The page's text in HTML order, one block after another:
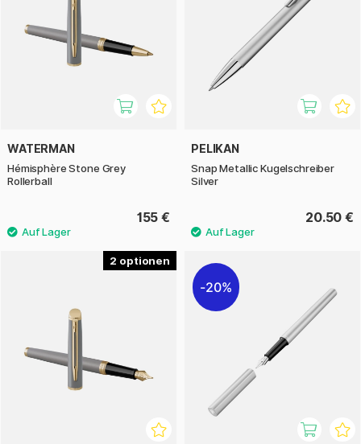
WATERMAN
Hémisphère Stone Grey
Rollerball
155 €
PELIKAN
Snap Metallic Kugelschreiber
Silver
20.50 €
2
20%